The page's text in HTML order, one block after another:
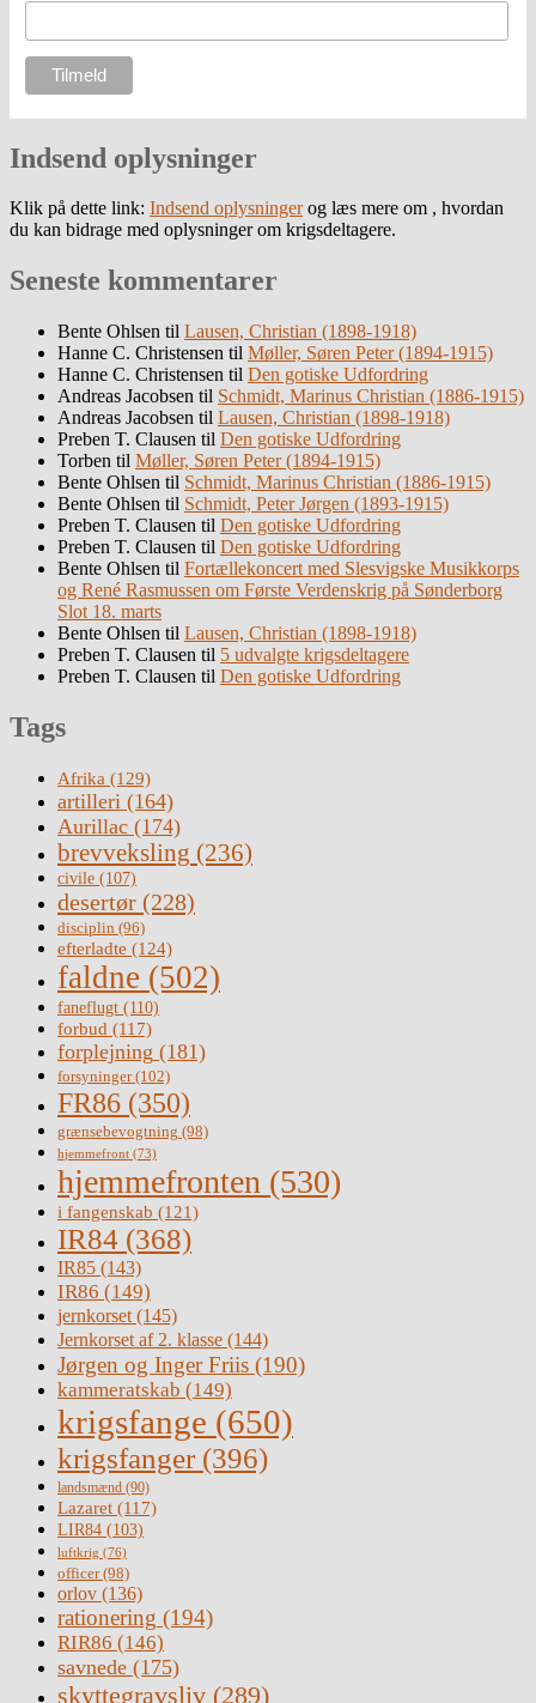
Indsend oplysninger
Klik på dette link: Indsend oplysningerog læs mere om , hvordan
du kan bidrage med oplysninger om krigsdeltagere.
Seneste kommentarer
Bente Ohlsen til Lausen, Christian (1898-1918)
Hanne C. Christensen til Møller, Søren Peter (1894-1915)
Hanne C. Christensen til Den gotiske Udfordring
Andreas Jacobsen til Schmidt, Marinus Christian (1886-1915)
Andreas Jacobsen til Lausen, Christian (1898-1918)
Preben T. Clausen til Den gotiske Udfordring
Torben til Møller, Søren Peter (1894-1915)
Bente Ohlsen til Schmidt, Marinus Christian (1886-1915)
Bente Ohlsen til Schmidt, Peter Jørgen (1893-1915)
Preben T. Clausen til Den gotiske Udfordring
Preben T. Clausen til Den gotiske Udfordring
Bente Ohlsen til Fortællekoncert med Slesvigske Musikkorps
og René Rasmussen om Første Verdenskrig på Sønderborg
Slot 18. marts
Bente Ohlsen til Lausen, Christian (1898-1918)
Preben T. Clausen til 5 udvalgte krigsdeltagere
Preben T. Clausen til Den gotiske Udfordring
Tags
Afrika (129)
artilleri (164)
Aurillac (174)
brevveksling (236)
civile (107)
desertør (228)
disciplin (96)
efterladte (124)
faldne (502)
faneflugt (110)
forbud (117)
forplejning (181)
forsyninger(102)
FR86 (350)
grænsebevogtning (98)
hjemmefront (73)
hjemmefronten (530)
i fangenskab (121)
IR84 (368)
IR85 (143)
IR86 (149)
jernkorset(145)
Jernkorset af 2. klasse (144)
Jørgen og Inger Friis (190)
kammeratskab (149)
krigsfange (650)
krigsfanger (396)
landsmænd (90)
Lazaret (117)
LIR84 (103)
luftkrig (76)
officer(98)
orlov (136)
rationering (194)
RIR86 (146)
savnede (175)
skyttegravsliv (289)